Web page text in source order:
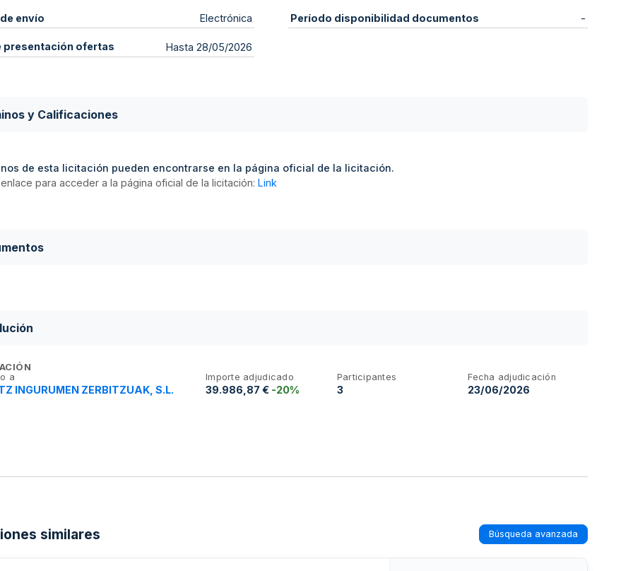
envío Electrónica
presentación ofertas Hasta 28/05/2026
Período disponibilidad documentos -
y Calificaciones
de esta licitación pueden encontrarse en la página oficial de la licitación.
para acceder a la página oficial de la licitación: Link
a
INGURUMEN ZERBITZUAK, S.L.
Importe adjudicado
39.986,87 € -20%
Participantes
3
Fecha adjudicación
23/06/2026
similares Búsqueda avanzada